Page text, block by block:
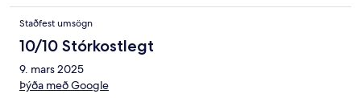
Staðfest umsögn
10/10 Stórkostlegt
9. mars 2025
Þýða með Google